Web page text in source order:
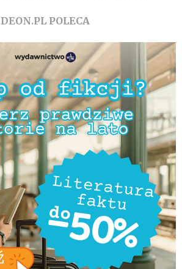
DEON.PL POLECA